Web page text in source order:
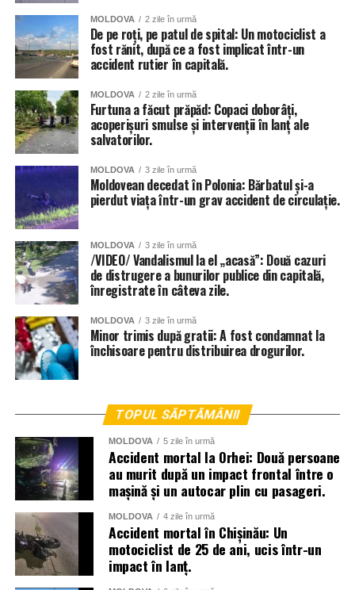
MOLDOVA 2 zile în urmă
De pe roți, pe patul de spital: Un motociclist a
fost rănit, după ce a fost implicat într-un
accident rutier în capitală.
MOLDOVA 2 zile în urmă
Furtuna a făcut prăpăd: Copaci doborâți,
acoperișuri smulse și intervenții în lanț ale
salvatorilor.
MOLDOVA 3 zile în urmă
Moldovean decedat în Polonia: Bărbatul și-a
pierdut viața într-un grav accident de circulație.
MOLDOVA 3 zile în urmă
/VIDEO/ Vandalismul la el „acasă”: Două cazuri
de distrugere a bunurilor publice din capitală,
înregistrate în câteva zile.
MOLDOVA 3 zile în urmă
Minor trimis după gratii: A fost condamnat la
închisoare pentru distribuirea drogurilor.
TOPUL SĂPTĂMÂNII
MOLDOVA 5 zile în urmă
Accident mortal la Orhei: Două persoane
au murit după un impact frontal între o
mașină și un autocar plin cu pasageri.
MOLDOVA 4 zile în urmă
Accident mortal în Chișinău: Un
motociclist de 25 de ani, ucis într-un
impact în lanț.